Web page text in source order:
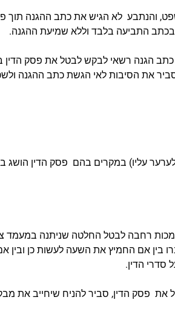
והנתבע לא הגיש את כתב ההגנה תוך
התביעה בלבד וללא שמיעת ההגנה.
לבטל את פסק הדין בתוך 30 ימים מהיום שפסק הדין הומצא
את הסיבות לאי הגשת כתב ההגנה
לערער עליו) במקרים בהם פסק הדין
סמכות רחבה לבטל החלטה שניתנה
בין אם החמיץ את השעה לעשות כן
סדרי הדין.
את פסק הדין, סביר להניח שיחייב את